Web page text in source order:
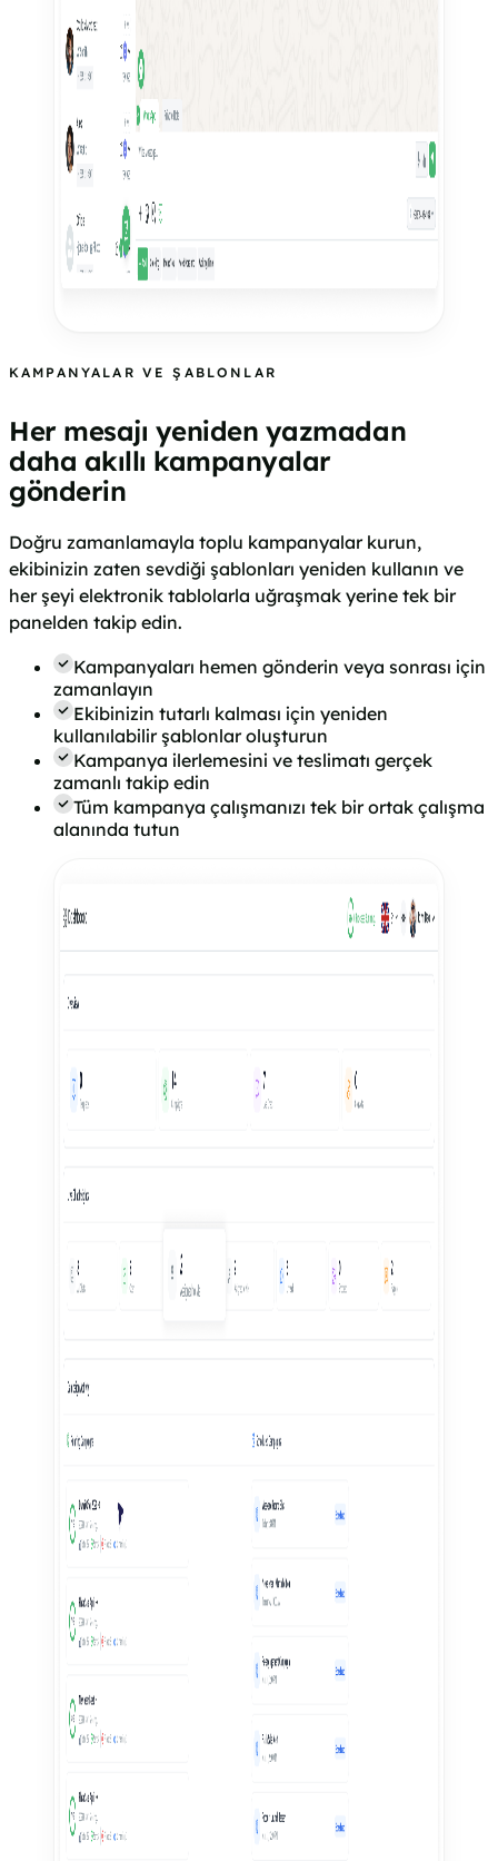
KAMPANYALAR VE ŞABLONLAR
Her mesajı yeniden yazmadan
daha akıllı kampanyalar
gönderin
Doğru zamanlamayla toplu kampanyalar kurun,
ekibinizin zaten sevdiği şablonları yeniden kullanın ve
her şeyi elektronik tablolarla uğraşmak yerine tek bir
panelden takip edin.
Kampanyaları hemen gönderin veya sonrası için
zamanlayın
Ekibinizin tutarlı kalması için yeniden
kullanılabilir şablonlar oluşturun
Kampanya ilerlemesini ve teslimatı gerçek
zamanlı takip edin
Tüm kampanya çalışmanızı tek bir ortak çalışma
alanında tutun